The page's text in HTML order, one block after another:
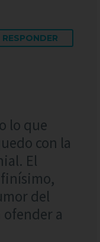
RESPONDER
lo que
con la
El
del
ofender a